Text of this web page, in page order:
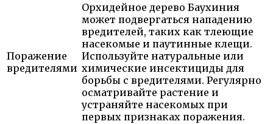
Поражение
вредителями
Орхидейное дерево Баухиния
может подвергаться нападению
вредителей, таких как тлеющие
насекомые и паутинные клещи.
Используйте натуральные или
химические инсектициды для
борьбы с вредителями. Регулярно
осматривайте растение и
устраняйте насекомых при
первых признаках поражения.